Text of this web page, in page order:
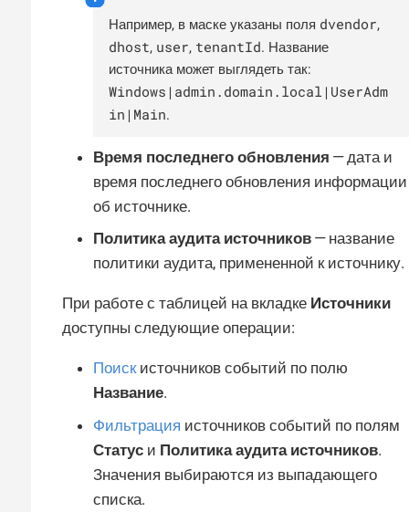
Например, в маске указаны поля dvendor,
dhost, user, tenantId. Название
источника может выглядеть так:
Windows|admin.domain.local|UserAdm
in|Main.
Время последнего обновления — дата и
время последнего обновления информации
об источнике.
Политика аудита источников — название
политики аудита, примененной к источнику.
При работе с таблицей на вкладке Источники
доступны следующие операции:
Поискисточников событий по полю
Название.
Фильтрация источников событий по полям
Статус и Политика аудита источников.
Значения выбираются из выпадающего
списка.